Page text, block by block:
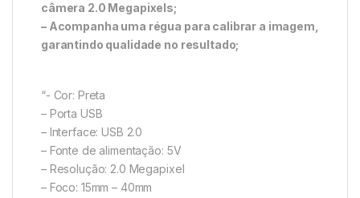
câmera 2.0 Megapixels;
– Acompanha uma régua para calibrar a imagem,
garantindo qualidade no resultado;
“- Cor: Preta
– Porta USB
– Interface: USB 2.0
– Fonte de alimentação: 5V
– Resolução: 2.0 Megapixel
– Foco: 15mm – 40mm